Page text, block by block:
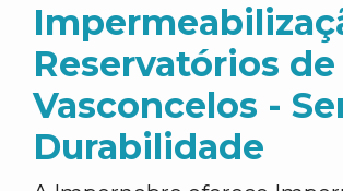
Reservatórios
Vasconcelos -
Durabilidade